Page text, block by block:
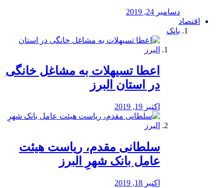
دسامبر 24, 2019
اقتصاد
بانک
️اعطا تسیهلات به مشاغل خانگی
در استان البرز
اکتبر 19, 2019
سلطانی مقدم، ریاست هیئت
عامل بانک شهرِ البرز
اکتبر 18, 2019